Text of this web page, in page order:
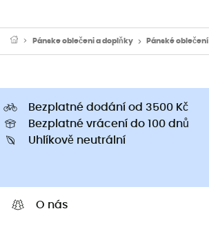
Pánske oblečeni a doplňky Pánské oblečení
Bezplatné dodání od 3500 Kč
Bezplatné vrácení do 100 dnů
Uhlíkově neutrální
O nás